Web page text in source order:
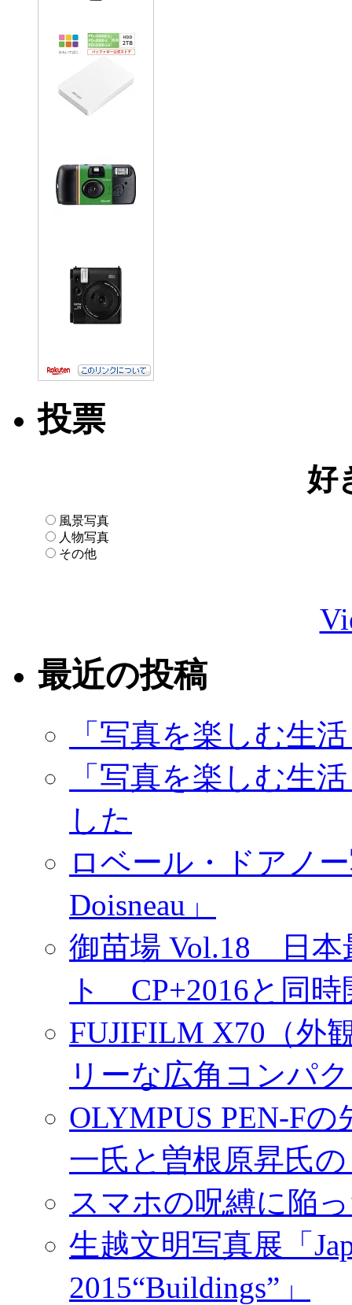
投票
好
風景写真
人物写真
その他
最近の投稿
「写真を楽しむ生
「写真を楽しむ生
した
ロベール・ドアノ
Doisneau」
御苗場 Vol.18 日本
ト CP+2016と同時
FUJIFILM X70（外
リーな広角コンパ
OLYMPUS PEN-F
一氏と曽根原昇氏
スマホの呪縛に陥
生越文明写真展「
2015“Buildings”」